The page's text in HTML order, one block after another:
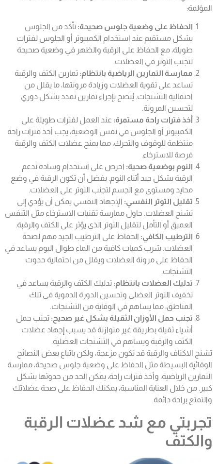
المؤلمة:
الحفاظ على وضعية جلوس صحيحة: تأكد من الجلوس
بشكل مستقيم عند استخدام الكمبيوتر أو الجلوس لفترات
طويلة، مع الحفاظ على الرقبة والظهر في وضعية صحيحة
لتجنب التوتر في العضلات.
ممارسة التمارين الرياضية بانتظام: تمارين الكتف والرقبة
تساعد على تقوية العضلات وزيادة مرونتها، ما يقلل من
احتمالية التشنجات. يُنصح بإجراء تمارين تمدد بشكل دوري
لتحسين المرونة.
أخذ فترات راحة مستمرة: عند العمل لفترات طويلة على
الكمبيوتر أو الجلوس في نفس الوضعية، يجب أخذ فترات راحة
منتظمة للوقوف والتحرك، مما يمنح عضلات الكتف والرقبة
فرصة للاسترخاء.
النوم بوضعية صحية: احرص على استخدام وسادة تدعم
الرقبة بشكل جيد أثناء النوم. يفضل أن تكون الرقبة في وضع
محايد ومستوى مع الجسم لتجنب التوتر على العضلات.
تقليل التوتر النفسي: الإجهاد النفسي يمكن أن يؤدي إلى
تشنج العضلات. حاول ممارسة تقنيات الاسترخاء مثل التنفس
العميق أو التأمل لتقليل التوتر الذي يؤثر على الكتف والرقبة.
الترطيب الكافي: الحفاظ على الترطيب الجيد مهم لصحة
العضلات. شرب كميات كافية من الماء طوال اليوم يساعد في
الحفاظ على مرونة العضلات ويقلل من احتمالية حدوث
التشنجات.
تدليك العضلات بانتظام: تدليك الكتف والرقبة يساعد في
تخفيف التوتر العضلي وتحسين الدورة الدموية في تلك
المناطق، مما يساهم في الوقاية من التشنجات.
تجنب حمل الأوزان الثقيلة بشكل غير صحيح: تجنب حمل
أشياء ثقيلة بطريقة غير متوازنة قد يسبب إجهاد عضلات
الكتف والرقبة ويساهم في التشنجات العضلية.
تشنج الاكتاف والرقبة قد تكون مزعجة، ولكن باتباع بعض النصائح
الوقائية البسيطة مثل الحفاظ على وضعية جلوس صحيحة، ممارسة
التمارين الرياضية، وأخذ فترات راحة، يمكن الحد من حدوثها بشكل
كبير. من خلال العناية المناسبة، يمكنك الحفاظ على صحة عضلاتك
والتمتع براحة دائمة.
تجربتي مع شد عضلات الرقبة
والكتف